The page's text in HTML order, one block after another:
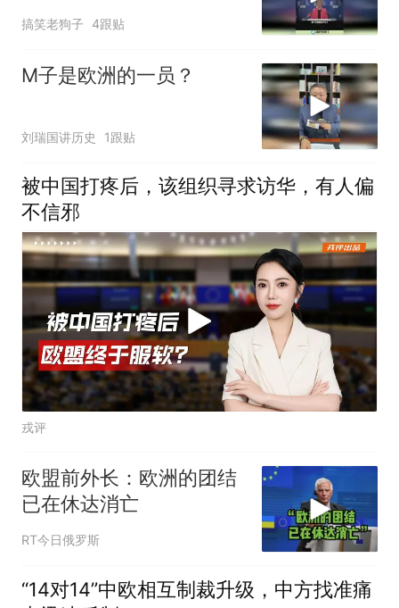
国越走越近！
搞笑老狗子 4跟贴
M子是欧洲的一员？
刘瑞国讲历史 1跟贴
被中国打疼后，该组织寻求访华，有人偏
不信邪
戎评
欧盟前外长：欧洲的团结
已在休达消亡
RT今日俄罗斯
“14对14”中欧相互制裁升级，中方找准痛